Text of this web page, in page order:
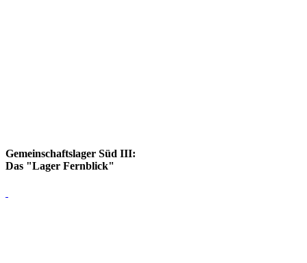
Gemeinschaftslager Süd III:
Das "Lager Fernblick"